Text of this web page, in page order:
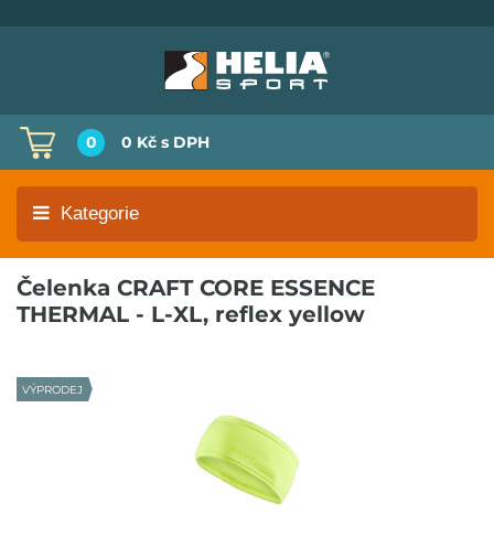
0 0 Kč s DPH
Kategorie
Čelenka CRAFT CORE ESSENCE
THERMAL - L-XL, reflex yellow
VÝPRODEJ